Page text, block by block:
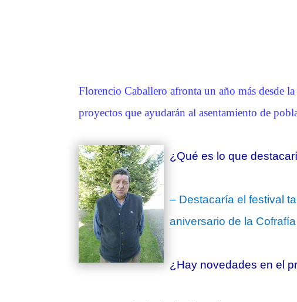
Florencio Caballero afronta un año más desde
proyectos que ayudarán al asentamiento de
¿Qué es lo que
– Destacaría el festival
aniversario de la
¿Hay novedades en el